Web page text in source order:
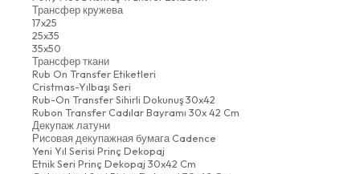
Трансфер кружева
17x25
25x35
35x50
Трансфер ткани
Rub On Transfer Etiketleri
Cristmas-Yılbaşı Seri
Rub-On Transfer Sihirli Dokunuş 30x42
Rubon Transfer Cadılar Bayramı 30x 42 Cm
Декупаж латуни
Рисовая декупажная бумага Cadence
Yeni Yıl Serisi Prinç Dekopaj
Etnik Seri Prinç Dekopaj 30x42 Cm